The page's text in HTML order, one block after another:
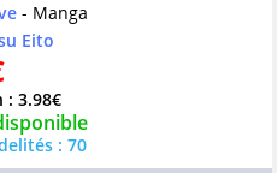
- Manga
Eito
: 3.98€
: 70